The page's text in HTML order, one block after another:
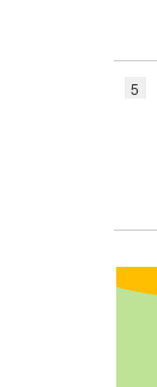
5